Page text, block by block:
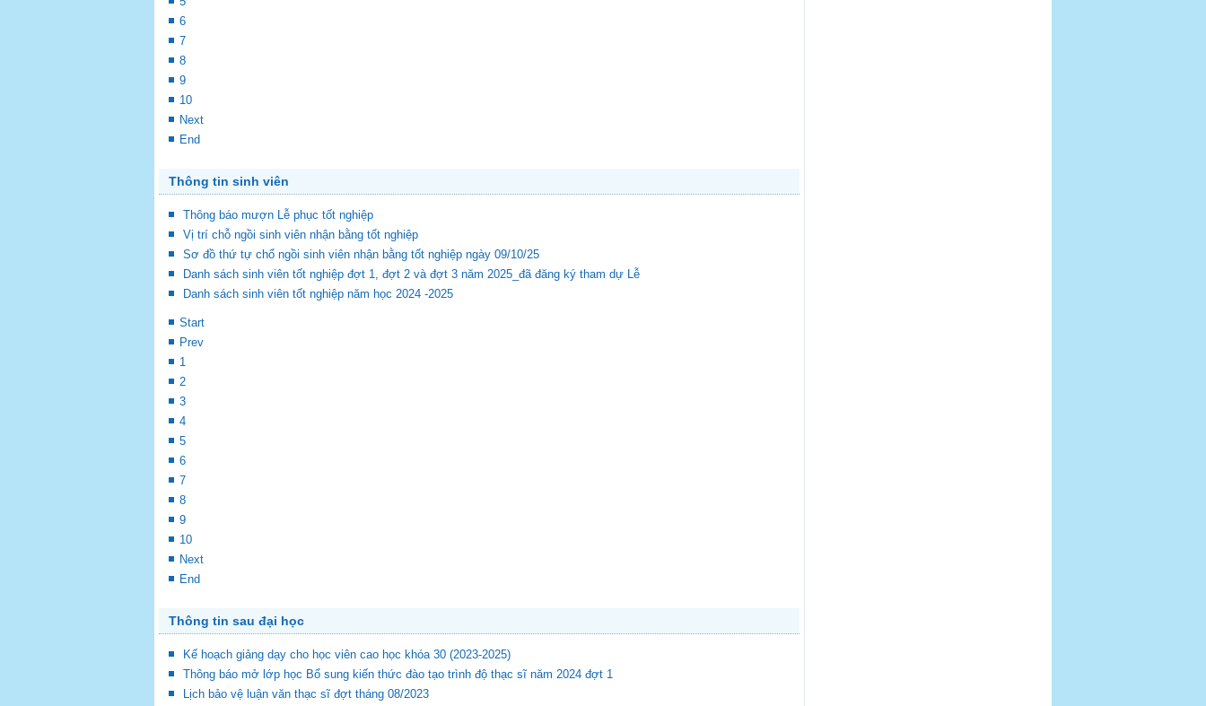
6
7
8
9
10
Next
End
Thông tin sinh viên
Thông báo mượn Lễ phục tốt nghiệp
Vị trí chỗ ngồi sinh viên nhận bằng tốt nghiệp
Sơ đồ thứ tự chổ ngồi sinh viên nhận bằng tốt nghiệp ngày 09/10/25
Danh sách sinh viên tốt nghiệp đợt 1, đợt 2 và đợt 3 năm 2025_đã đăng ký tham dự Lễ
Danh sách sinh viên tốt nghiệp năm học 2024 -2025
Start
Prev
1
2
3
4
5
6
7
8
9
10
Next
End
Thông tin sau đại học
Kế hoạch giảng dạy cho học viên cao học khóa 30 (2023-2025)
Thông báo mở lớp học Bổ sung kiến thức đào tạo trình độ thạc sĩ năm 2024 đợt 1
Lịch bảo vệ luận văn thạc sĩ đợt tháng 08/2023